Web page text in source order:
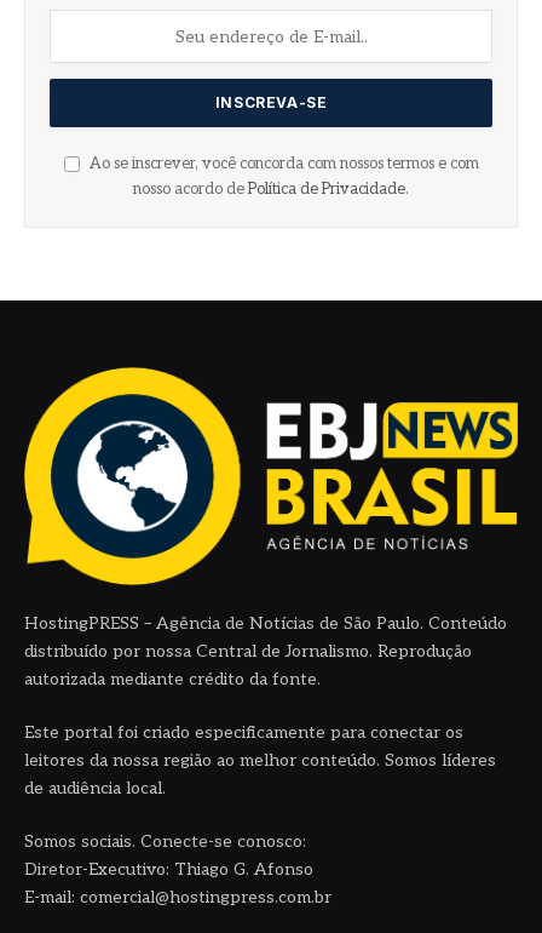
Ao se inscrever, você concorda com nossos termos e com
nosso acordo de Política de Privacidade.
HostingPRESS – Agência de Notícias de São Paulo. Conteúdo
distribuído por nossa Central de Jornalismo. Reprodução
autorizada mediante crédito da fonte.
Este portal foi criado especificamente para conectar os
leitores da nossa região ao melhor conteúdo. Somos líderes
de audiência local.
Somos sociais. Conecte-se conosco:
Diretor-Executivo: Thiago G. Afonso
E-mail: comercial@hostingpress.com.br